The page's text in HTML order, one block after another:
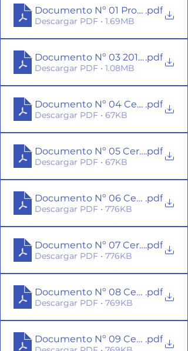
Documento Nº 01 Protocolo de
.pdf
Descargar PDF • 1.69MB
Documento Nº 03 2015 Proceso
.pdf
Descargar PDF • 1.08MB
Documento Nº 04 Certificado
.pdf
Descargar PDF • 67KB
Documento Nº 05 Certificado
.pdf
Descargar PDF • 67KB
Documento Nº 06 Certificado
.pdf
Descargar PDF • 776KB
Documento Nº 07 Certificado
.pdf
Descargar PDF • 776KB
Documento Nº 08 Certificado
.pdf
Descargar PDF • 769KB
Documento Nº 09 Certificado
.pdf